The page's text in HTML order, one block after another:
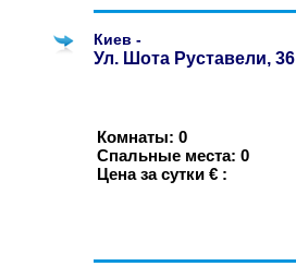
Киев -
Ул. Шота Руставели, 36
Комнаты: 0
Спальные места: 0
Цена за сутки € :